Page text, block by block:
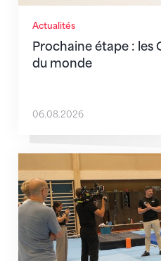
Actualités
Prochaine étape : les
du monde
06.08.2026
En route pour Zagreb